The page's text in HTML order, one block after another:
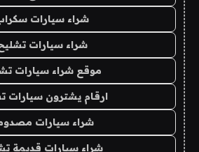
شراء سيارات
شراء سيارات
موقع شراء سيارات
ارقام يشترون سيارات
شراء سيارات
شراء سيارات قديمة